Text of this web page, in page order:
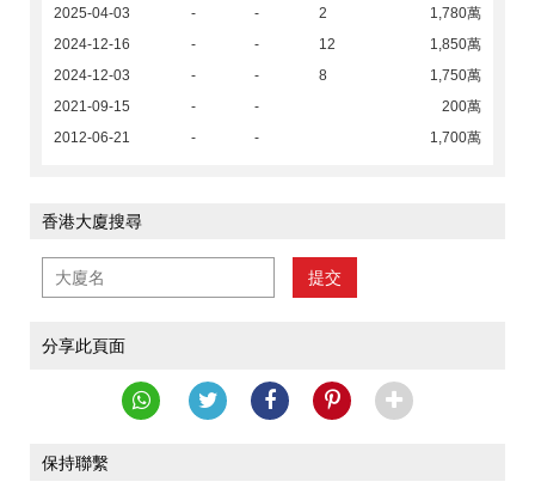
2025-04-03 - - 2
1,780萬
2024-12-16
- - 12
1,850萬
2024-12-03
- - 8
1,750萬
2021-09-15
- -
200萬
2012-06-21
- - 1,700萬
香港大廈搜尋
提交
分享此頁面
保持聯繫